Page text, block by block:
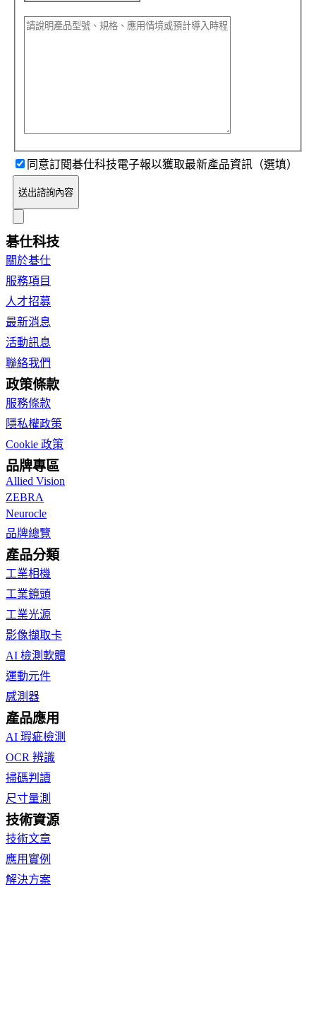
同意訂閱碁仕科技電子報以獲取最新產品資訊（選填）
送出諮詢內容
碁仕科技
關於碁仕
服務項目
人才招募
最新消息
活動訊息
聯絡我們
政策條款
服務條款
隱私權政策
Cookie 政策
品牌專區
Allied Vision
ZEBRA
Neurocle
品牌總覽
產品分類
工業相機
工業鏡頭
工業光源
影像擷取卡
AI 檢測軟體
運動元件
感測器
產品應用
AI 瑕疵檢測
OCR 辨識
掃碼判讀
尺寸量測
技術資源
技術文章
應用實例
解決方案